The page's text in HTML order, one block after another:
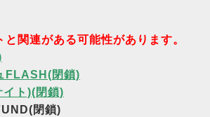
と関連がある可能性があります。
FLASH(閉鎖)
イト)(閉鎖)
閉鎖)